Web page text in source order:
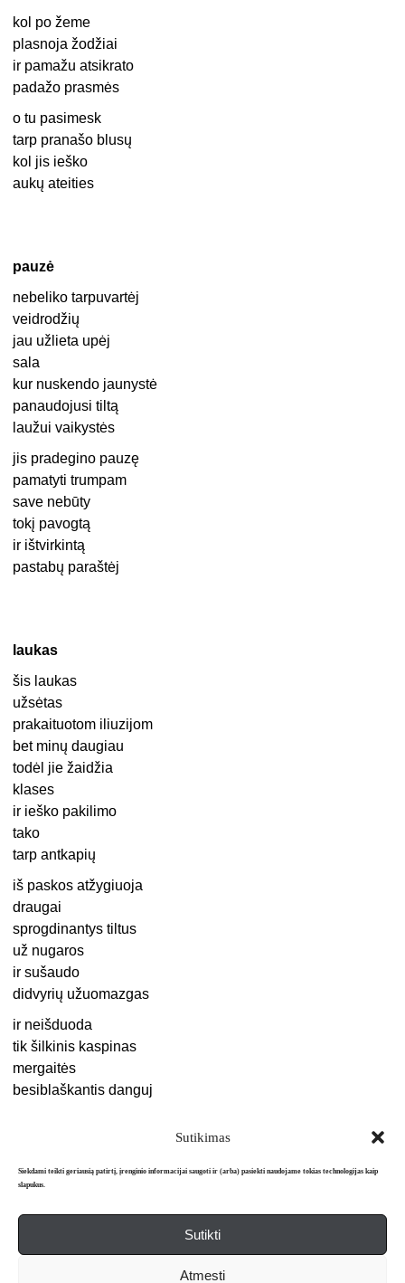
Sutikimas
Siekdami teikti geriausią patirtį, įrenginio informacijai saugoti ir (arba) pasiekti naudojame tokias technologijas kaip
slapukus.
Sutikti
Atmesti
kol po žeme
plasnoja žodžiai
ir pamažu atsikrato
padažo prasmės
o tu pasimesk
tarp pranašo blusų
kol jis ieško
aukų ateities
pauzė
nebeliko tarpuvartėj
veidrodžių
jau užlieta upėj
sala
kur nuskendo jaunystė
panaudojusi tiltą
laužui vaikystės
jis pradegino pauzę
pamatyti trumpam
save nebūty
tokį pavogtą
ir ištvirkintą
pastabų paraštėj
laukas
šis laukas
užsėtas
prakaituotom iliuzijom
bet minų daugiau
todėl jie žaidžia
klases
ir ieško pakilimo
tako
tarp antkapių
iš paskos atžygiuoja
draugai
sprogdinantys tiltus
už nugaros
ir sušaudo
didvyrių užuomazgas
ir neišduoda
tik šilkinis kaspinas
mergaitės
besiblaškantis danguj